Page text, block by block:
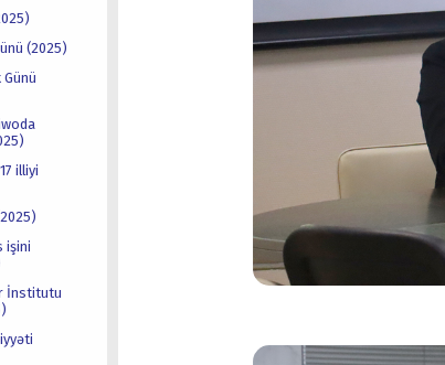
(2025)
illiyi
işini
İnstitutu